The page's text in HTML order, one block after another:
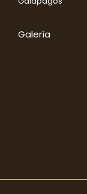
Galería